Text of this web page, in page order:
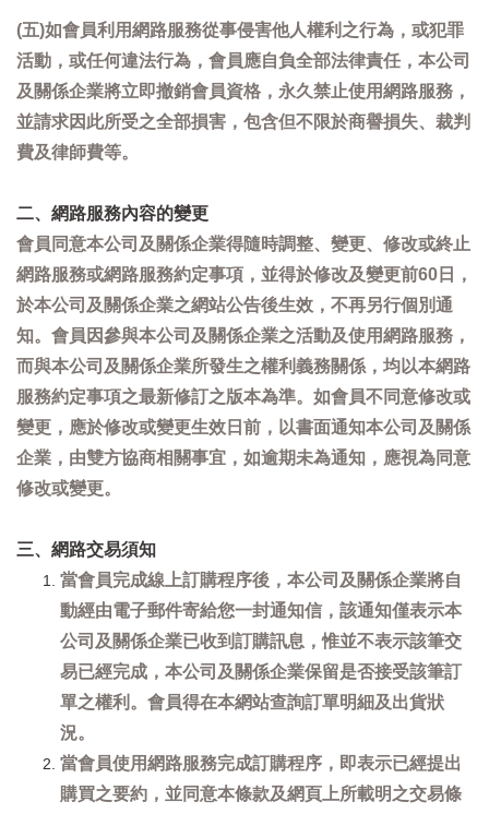
(五)如會員利用網路服務從事侵害他人權利之行為，或犯罪
活動，或任何違法行為，會員應自負全部法律責任，本公司
及關係企業將立即撤銷會員資格，永久禁止使用網路服務，
並請求因此所受之全部損害，包含但不限於商譽損失、裁判
費及律師費等。
二、網路服務內容的變更
會員同意本公司及關係企業得隨時調整、變更、修改或終止
網路服務或網路服務約定事項，並得於修改及變更前60日，
於本公司及關係企業之網站公告後生效，不再另行個別通
知。會員因參與本公司及關係企業之活動及使用網路服務，
而與本公司及關係企業所發生之權利義務關係，均以本網路
服務約定事項之最新修訂之版本為準。如會員不同意修改或
變更，應於修改或變更生效日前，以書面通知本公司及關係
企業，由雙方協商相關事宜，如逾期未為通知，應視為同意
修改或變更。
三、網路交易須知
當會員完成線上訂購程序後，本公司及關係企業將自
動經由電子郵件寄給您一封通知信，該通知僅表示本
公司及關係企業已收到訂購訊息，惟並不表示該筆交
易已經完成，本公司及關係企業保留是否接受該筆訂
單之權利。會員得在本網站查詢訂單明細及出貨狀
況。
當會員使用網路服務完成訂購程序，即表示已經提出
購買之要約，並同意本條款及網頁上所載明之交易條